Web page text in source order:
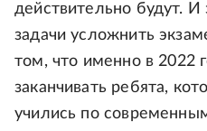
действительно будут. И
задачи усложнить
том, что именно в 2022
заканчивать ребята,
учились по